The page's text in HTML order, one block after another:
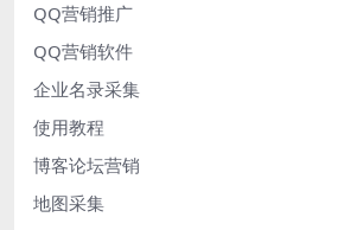
QQ营销推广
QQ营销软件
企业名录采集
使用教程
博客论坛营销
地图采集